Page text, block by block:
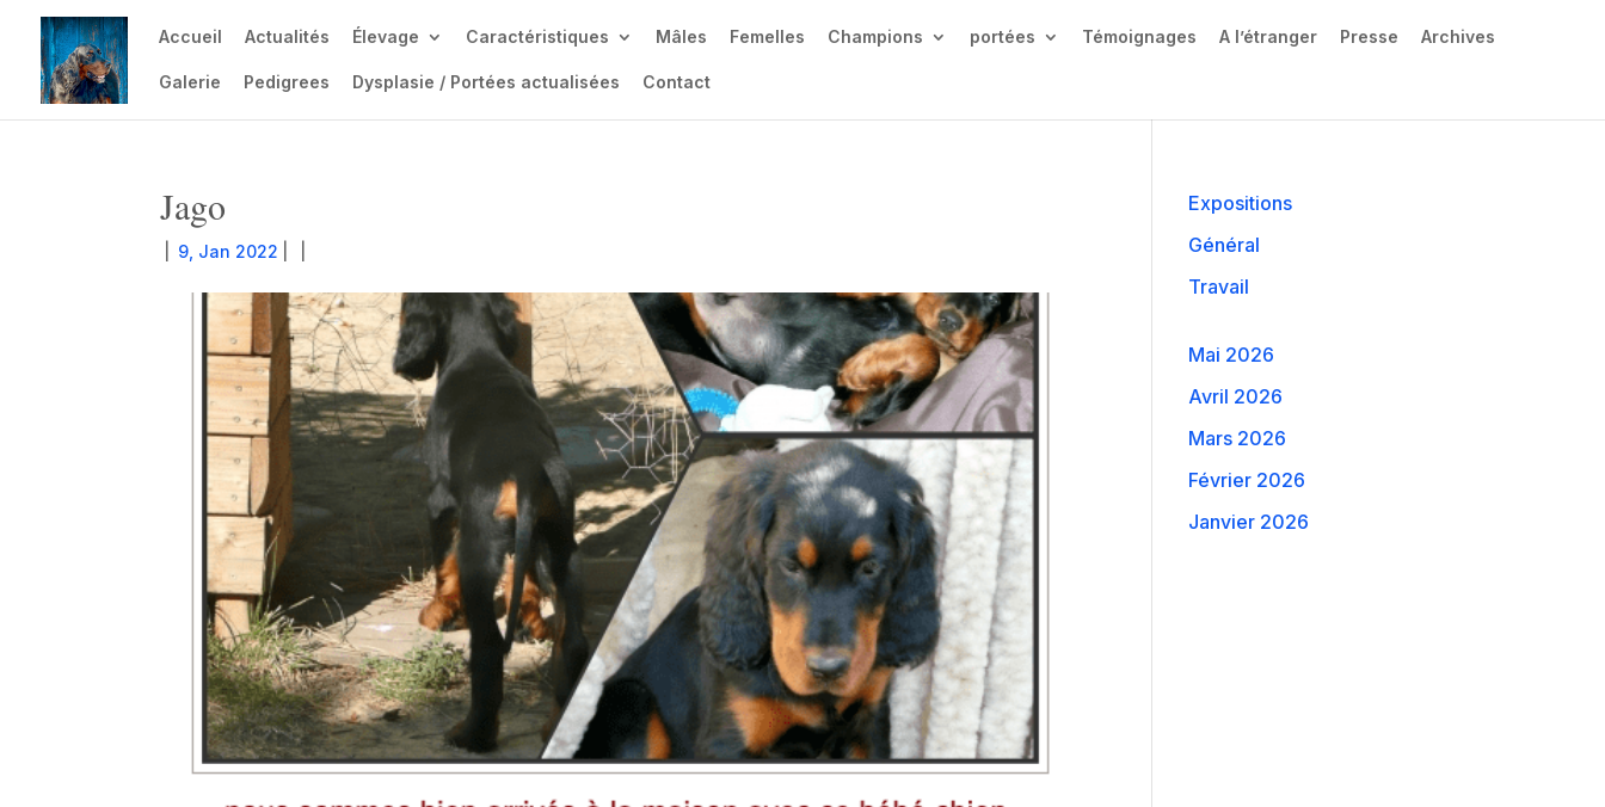
Accueil Actualités Élevage Caractéristiques Mâles Femelles Champions portées Témoignages A l’étranger Presse Archives
Galerie Pedigrees Dysplasie / Portées actualisées Contact
Jago
9, Jan 2022
Expositions
Général
Travail
Mai 2026
Avril 2026
Mars 2026
Février 2026
Janvier 2026